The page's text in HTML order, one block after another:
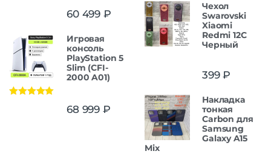
60 499 ₽
Игровая
консоль
PlayStation 5
Slim (CFI-
2000 A01)
68 999 ₽
Чехол
Swarovski
Xiaomi
Redmi 12C
Черный
399₽
Накладка
тонкая
Carbon для
Samsung
Galaxy A15
Mix